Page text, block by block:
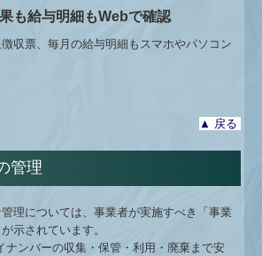
も給与明細もWebで確認
収票、毎月の給与明細もスマホやパソコン
▲ 戻る
管理
理については、事業者が実施すべき「事業
示されています。
ナンバーの収集・保管・利用・廃棄まで安